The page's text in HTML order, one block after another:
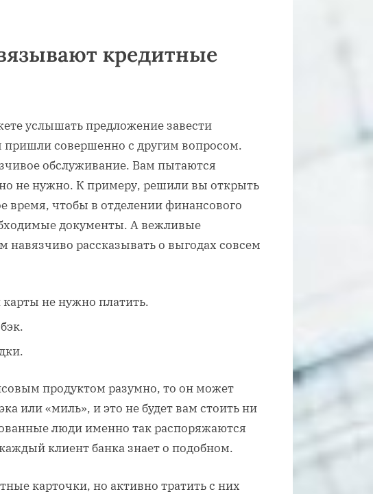
кредитные
услышать предложение завести
пришли совершенно с другим вопросом.
обслуживание. Вам пытаются
не нужно. К примеру, решили вы открыть
время, чтобы в отделении финансового
документы. А вежливые
навязчиво рассказывать о выгодах совсем
не нужно платить.
продуктом разумно, то он может
или «миль», и это не будет вам стоить ни
люди именно так распоряжаются
клиент банка знает о подобном.
карточки, но активно тратить с них